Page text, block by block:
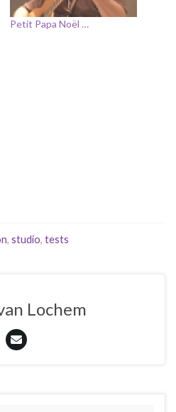
Petit Papa Noël …
, studio, tests
Lochem